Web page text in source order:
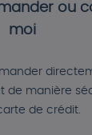
ou
moi
de manière
de crédit.